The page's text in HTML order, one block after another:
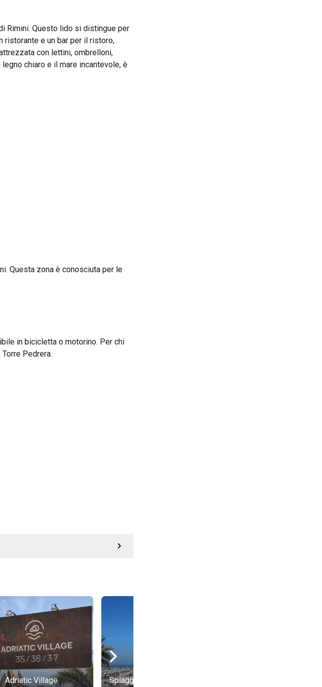
Rimini. Questo lido si distingue per
ristorante e un bar per il ristoro,
con lettini, ombrelloni,
chiaro e il mare incantevole, è
Questa zona è conosciuta per le
in bicicletta o motorino. Per chi
Pedrera.
Adriatic Village
Spiaggia 93 e Bagni